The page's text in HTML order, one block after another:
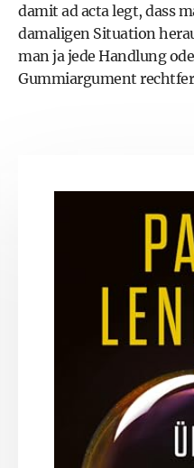
damit ad acta legt, dass
damaligen Situation
man ja jede Handlung
Gummiargument